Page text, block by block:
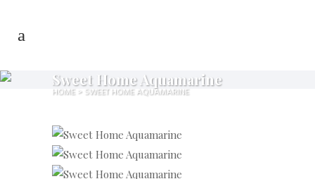
Sweet Home Aquamarine
HOME > SWEET HOME AQUAMARINE